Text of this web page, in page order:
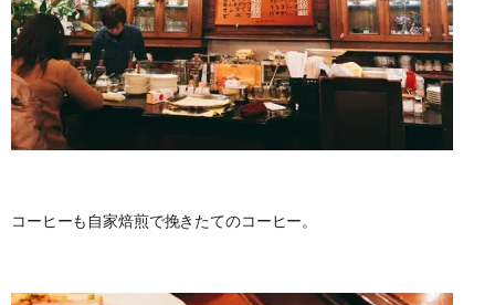
コーヒーも自家焙煎で挽きたてのコーヒー。